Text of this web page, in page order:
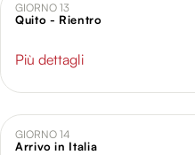
GIORNO 13
Quito - Rientro
Più dettagli
GIORNO 14
Arrivo in Italia